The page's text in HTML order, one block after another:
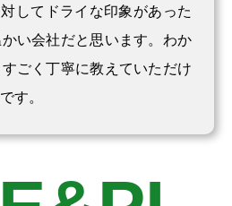
してドライな印象があった
い会社だと思います。わか
ごく丁寧に教えていただけ
す。